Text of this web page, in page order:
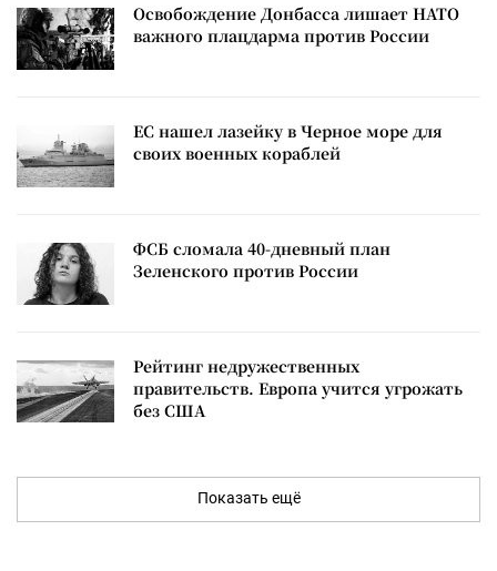
Освобождение Донбасса лишает НАТО
важного плацдарма против России
ЕС нашел лазейку в Черное море для
своих военных кораблей
ФСБ сломала 40-дневный план
Зеленского против России
Рейтинг недружественных
правительств. Европа учится угрожать
без США
Показать ещё